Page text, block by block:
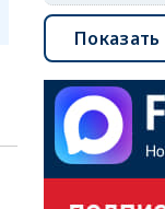
Показать